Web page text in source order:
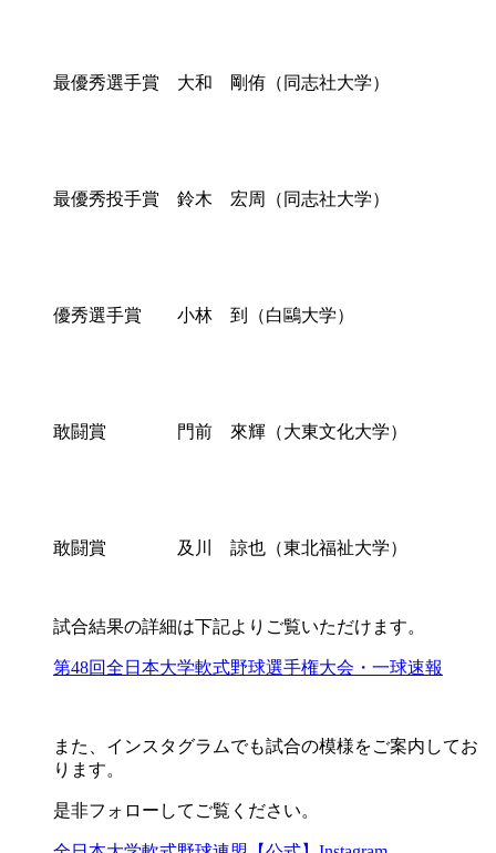
最優秀選手賞 大和 剛侑（同志社大学）
最優秀投手賞 鈴木 宏周（同志社大学）
優秀選手賞 小林 到（白鷗大学）
敢闘賞 門前 來輝（大東文化大学）
敢闘賞 及川 諒也（東北福祉大学）
試合結果の詳細は下記よりご覧いただけます。
第48回全日本大学軟式野球選手権大会・一球速報
また、インスタグラムでも試合の模様をご案内してお
ります。
是非フォローしてご覧ください。